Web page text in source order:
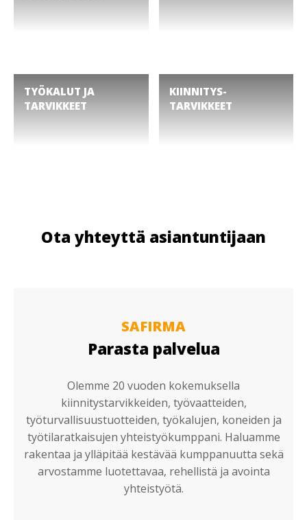
TYÖKALUT JA
TARVIKKEET
KIINNITYS­
TARVIKKEET
Ota yhteyttä asiantuntijaan
SAFIRMA
Parasta palvelua
Olemme 20 vuoden kokemuksella
kiinnitystarvikkeiden, työvaatteiden,
työturvallisuustuotteiden, työkalujen, koneiden ja
työtilaratkaisujen yhteistyökumppani. Haluamme
rakentaa ja ylläpitää kestävää kumppanuutta sekä
arvostamme luotettavaa, rehellistä ja avointa
yhteistyötä.